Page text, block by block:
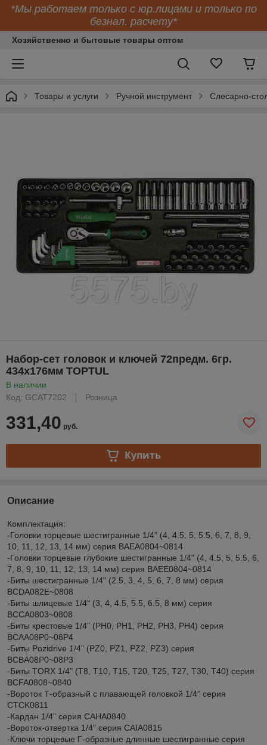
*Мы работаем только с юр.лицами и только по
безнал. расчету*
Хозяйственно и бытовые товары оптом
Товары и услуги Ручной инструмент Слесарно-
Набор-сет головок и ключей 72предм. 6гр.
434х176мм TOPTUL
В наличии
Код: GCAT7202
Розница
331,40 руб.
Купить
Описание
Комплектация:
-Головки торцевые шестигранные 1/4" (4, 4.5, 5, 5.5, 6, 7, 8, 9,
10, 11, 12, 13, 14 мм) серия BAEA0804~0814
-Головки торцевые глубокие шестигранные 1/4" (4, 4.5, 5, 5.5, 6,
7, 8, 9, 10, 11, 12, 13, 14 мм) серия BAEE0804~0814
-Биты шестигранные 1/4" (2.5, 3, 4, 5, 6, 7, 8 мм) серия
BCDA082E~0808
-Биты шлицевые 1/4" (3, 4, 4.5, 5.5, 6.5, 8 мм) серия
BCCA0803~0808
-Биты крестовые 1/4" (PH0, PH1, PH2, PH3, PH4) серия
BCAA08P0~08P4
-Биты Pozidrive 1/4" (PZ0, PZ1, PZ2, PZ3) серия
BCBA08P0~08P3
-Биты TORX 1/4" (T8, T10, T15, T20, T25, T27, T30, T40) серия
BCFA0808~0840
-Вороток Т-образный с плавающей головкой 1/4" серия
CTCK0811
-Кардан 1/4" серия CAHA0840
-Вороток-отвертка 1/4" серия CAIA0815
-Ключи торцевые Г-образные длинные шестигранные серия